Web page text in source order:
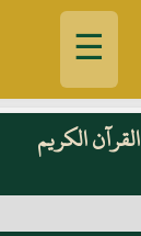
☰
القرآن الكريم